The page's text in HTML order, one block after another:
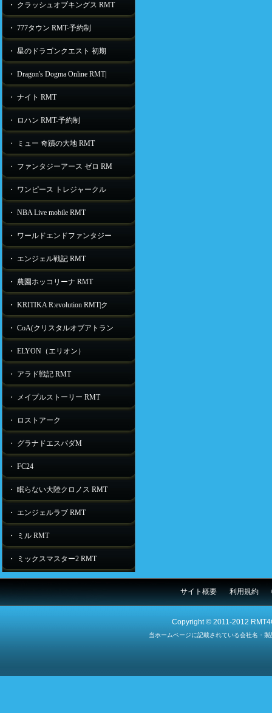
・ クラッシュオブキングス RMT
・ 777タウン RMT-予約制
・ 星のドラゴンクエスト 初期
・ Dragon's Dogma Online RMT|
・ ナイト RMT
・ ロハン RMT-予約制
・ ミュー 奇蹟の大地 RMT
・ ファンタジーアース ゼロ RM
・ ワンピース トレジャークル
・ NBA Live mobile RMT
・ ワールドエンドファンタジー
・ エンジェル戦記 RMT
・ 農園ホッコリーナ RMT
・ KRITIKA R:evolution RMT|ク
・ CoA(クリスタルオブアトラン
・ ELYON（エリオン）
・ アラド戦記 RMT
・ メイプルストーリー RMT
・ ロストアーク
・ グラナドエスパダM
・ FC24
・ 眠らない大陸クロノス RMT
・ エンジェルラブ RMT
・ ミル RMT
・ ミックスマスター2 RMT
サイト概要 利用規約
Copyright © 2011-2012
当ホームページに記載されている会社名・